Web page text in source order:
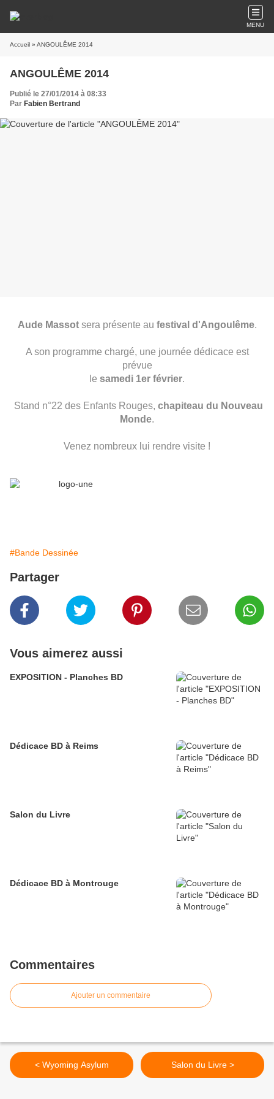
MENU
Accueil » ANGOULÊME 2014
ANGOULÊME 2014
Publié le 27/01/2014 à 08:33
Par Fabien Bertrand
Aude Massotsera présente au festival d'Angoulême.
A son programme chargé, une journée dédicace est
prévue
le samedi 1er février.
Stand n°22 des Enfants Rouges, chapiteau du Nouveau
Monde.
Venez nombreux lui rendre visite !
#Bande Dessinée
Partager
Vous aimerez aussi
EXPOSITION - Planches BD
Dédicace BD à Reims
Salon du Livre
Dédicace BD à Montrouge
Commentaires
Ajouter un commentaire
< Wyoming Asylum Salon du Livre >